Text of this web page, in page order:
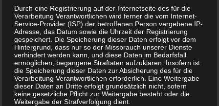
Schwangerschaft und Haustier – bedenklich, oder nicht?
Beitragsnavigation
← Schultütenfüllung – Was sollte hinein?
Mutaflor fürs Baby – Ist die Einnahme sinnvoll? →
Durch eine Registrierung auf der Internetseite des für die
Verarbeitung Verantwortlichen wird ferner die vom Internet-
Service-Provider (ISP) der betroffenen Person vergebene IP-
Adresse, das Datum sowie die Uhrzeit der Registrierung
gespeichert. Die Speicherung dieser Daten erfolgt vor dem
Hintergrund, dass nur so der Missbrauch unserer Dienste
verhindert werden kann, und diese Daten im Bedarfsfall
ermöglichen, begangene Straftaten aufzuklären. Insofern ist
die Speicherung dieser Daten zur Absicherung des für die
Verarbeitung Verantwortlichen erforderlich. Eine Weitergabe
dieser Daten an Dritte erfolgt grundsätzlich nicht, sofern
keine gesetzliche Pflicht zur Weitergabe besteht oder die
Weitergabe der Strafverfolgung dient.